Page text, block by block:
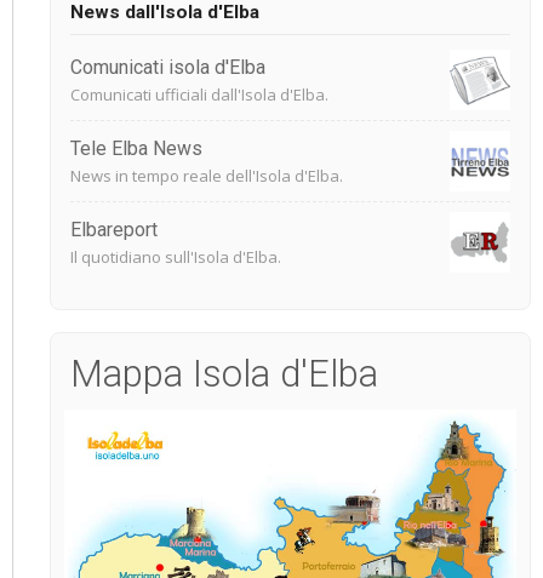
News dall'Isola d'Elba
Comunicati isola d'Elba
Comunicati ufficiali dall'Isola d'Elba.
Tele Elba News
News in tempo reale dell'Isola d'Elba.
Elbareport
Il quotidiano sull'Isola d'Elba.
Mappa Isola d'Elba